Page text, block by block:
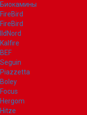
Биокамины
FireBird
FireBird
IldNord
Kalfire
BEF
Seguin
Piazzetta
Boley
Focus
Hergom
Hitze